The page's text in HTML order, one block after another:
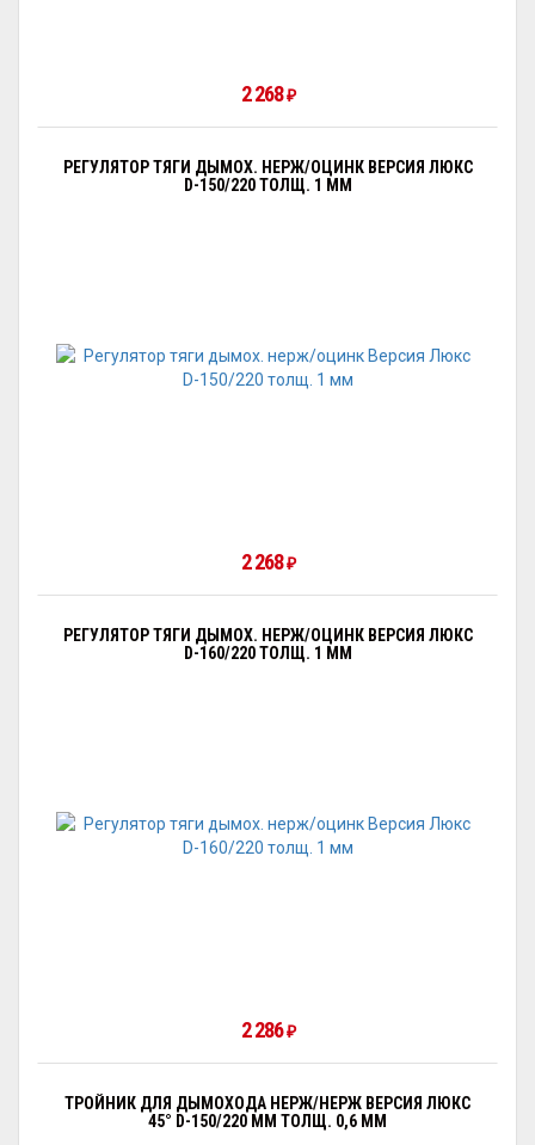
2 268₽
РЕГУЛЯТОР ТЯГИ ДЫМОХ. НЕРЖ/ОЦИНК ВЕРСИЯ ЛЮКС
D-150/220 ТОЛЩ. 1 ММ
2 268₽
РЕГУЛЯТОР ТЯГИ ДЫМОХ. НЕРЖ/ОЦИНК ВЕРСИЯ ЛЮКС
D-160/220 ТОЛЩ. 1 ММ
2 286₽
ТРОЙНИК ДЛЯ ДЫМОХОДА НЕРЖ/НЕРЖ ВЕРСИЯ ЛЮКС
45° D-150/220 ММ ТОЛЩ. 0,6 ММ